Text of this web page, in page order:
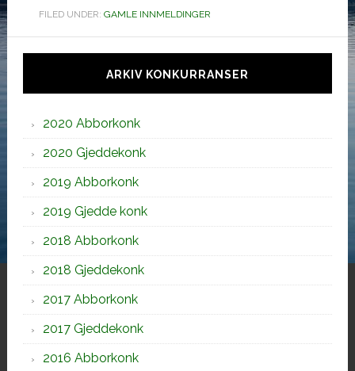
FILED UNDER: GAMLE INNMELDINGER
Hoved
sidebar
ARKIV KONKURRANSER
2020 Abborkonk
2020 Gjeddekonk
2019 Abborkonk
2019 Gjedde konk
2018 Abborkonk
2018 Gjeddekonk
2017 Abborkonk
2017 Gjeddekonk
2016 Abborkonk